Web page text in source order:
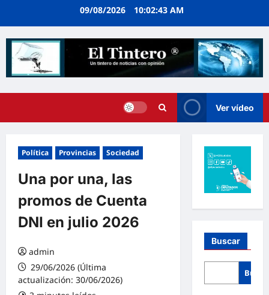
09/08/2026 10:02:44 AM
Ver vídeo
Política Provincias Sociedad
Una por una, las
promos de Cuenta
DNI en julio 2026
admin
29/06/2026 (Última
actualización: 30/06/2026)
Buscar